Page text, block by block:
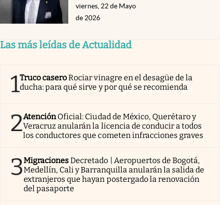
viernes, 22 de Mayo
de 2026
Las más leídas de Actualidad
1Truco caseroRociar vinagre en el desagüe de la
ducha: para qué sirve y por qué se recomienda
2AtenciónOficial: Ciudad de México, Querétaro y
Veracruz anularán la licencia de conducir a todos
los conductores que cometen infracciones graves
3MigracionesDecretado | Aeropuertos de Bogotá,
Medellín, Cali y Barranquilla anularán la salida de
extranjeros que hayan postergado la renovación
del pasaporte